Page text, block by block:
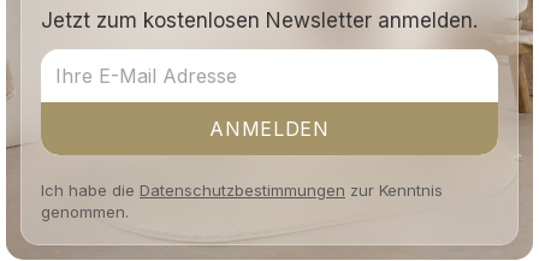
Jetzt zum kostenlosen Newsletter anmelden.
ANMELDEN
Ich habe die Datenschutzbestimmungen zur Kenntnis
genommen.